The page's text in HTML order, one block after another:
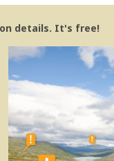
details. It's free!